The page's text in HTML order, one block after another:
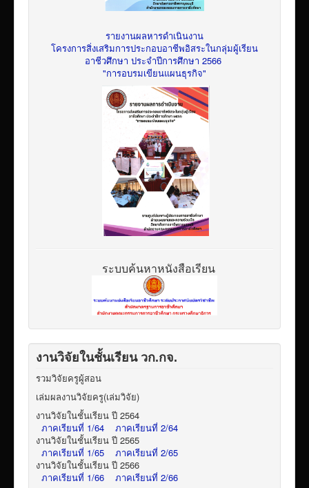
รายงานผลหารดำเนินงาน
โครงการสิ่งเสริมการประกอบอาชีพอิสระในกลุ่มผู้เรียน
อาชีวศึกษา ประจำปีการศึกษา 2566
"การอบรมเขียนแผนธุรกิจ"
ระบบค้นหาหนังสือเรียน
งานวิจัยในชั้นเรียน วก.กจ.
รวมวิจัยครูผู้สอน
เล่มผลงานวิจัยครู(เล่มวิจัย)
งานวิจัยในชั้นเรียน ปี 2564
ภาคเรียนที่ 1/64
ภาคเรียนที่ 2/64
งานวิจัยในชั้นเรียน ปี 2565
ภาคเรียนที่ 1/65
ภาคเรียนที่ 2/65
งานวิจัยในชั้นเรียน ปี 2566
ภาคเรียนที่ 1/66
ภาคเรียนที่ 2/66